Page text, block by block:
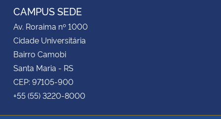
CAMPUS SEDE
Av. Roraima nº 1000
Cidade Universitária
Bairro Camobi
Santa Maria - RS
CEP: 97105-900
+55 (55) 3220-8000